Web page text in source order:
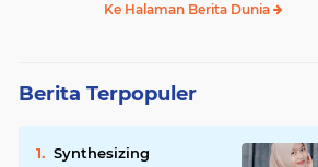
Ke Halaman Berita Dunia
Berita Terpopuler
Synthesizing